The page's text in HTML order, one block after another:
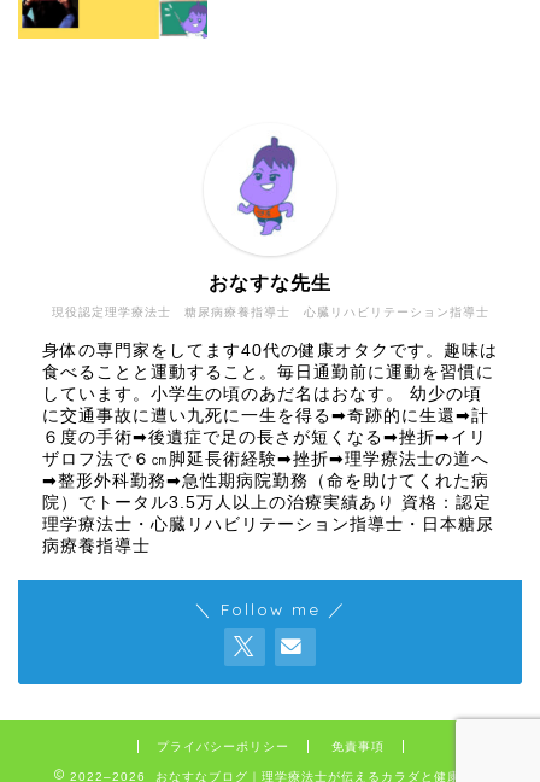
現役認定理学療法士 糖尿病療養指導士 心臓リハビリテーション指導士
おなすな先生
身体の専門家をしてます40代の健康オタクです。趣味は
食べることと運動すること。毎日通勤前に運動を習慣に
しています。小学生の頃のあだ名はおなす。 幼少の頃
に交通事故に遭い九死に一生を得る➡奇跡的に生還➡計
６度の手術➡後遺症で足の長さが短くなる➡挫折➡イリ
ザロフ法で６㎝脚延長術経験➡挫折➡理学療法士の道へ
➡整形外科勤務➡急性期病院勤務（命を助けてくれた病
院）でトータル3.5万人以上の治療実績あり 資格：認定
理学療法士・心臓リハビリテーション指導士・日本糖尿
病療養指導士
＼ Follow me ／
プライバシーポリシー 免責事項
2022–2026 おなすなブログ｜理学療法士が伝えるカラダと健康の話